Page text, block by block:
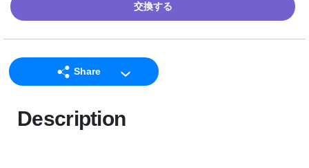
交換する
Share
Facebook
Description